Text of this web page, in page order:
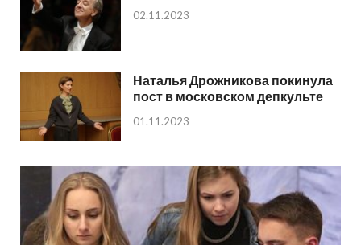
02.11.2023
Наталья Дрожникова покинула
пост в московском депкульте
01.11.2023